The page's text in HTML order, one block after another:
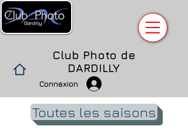
Club Photo de
DARDILLY
Connexion
Toutes les saisons